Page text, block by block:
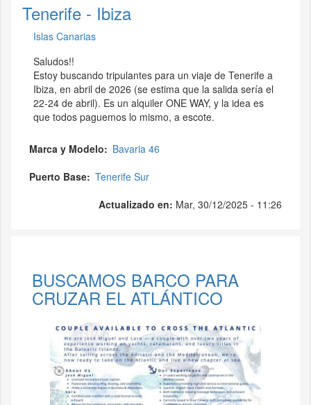
Tenerife - Ibiza
Islas Canarias
Saludos!!
Estoy buscando tripulantes para un viaje de Tenerife a
Ibiza, en abril de 2026 (se estima que la salida sería el
22-24 de abril). Es un alquiler ONE WAY, y la idea es
que todos paguemos lo mismo, a escote.
Marca y Modelo
Bavaria 46
Puerto Base Tenerife Sur
Actualizado en: Mar, 30/12/2025 - 11:26
BUSCAMOS BARCO PARA
CRUZAR EL ATLÁNTICO